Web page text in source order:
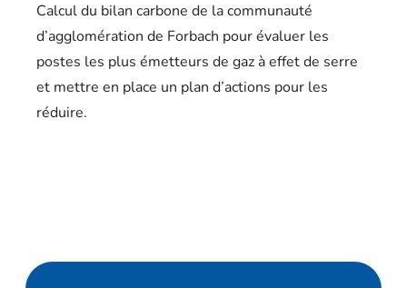
Calcul du bilan carbone de la communauté
d’agglomération de Forbach pour évaluer les
postes les plus émetteurs de gaz à effet de serre
et mettre en place un plan d’actions pour les
réduire.